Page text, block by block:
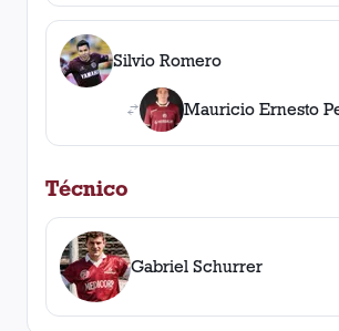
Silvio Romero
Mauricio Ernesto
Técnico
Gabriel Schurrer